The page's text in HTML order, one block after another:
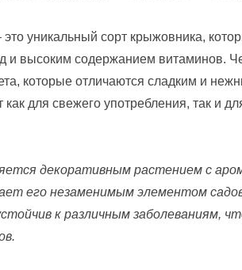
это уникальный сорт крыжовника,
и высоким содержанием витаминов.
которые отличаются сладким и
для свежего употребления, так и
декоративным растением с
его незаменимым элементом
к различным заболеваниям,